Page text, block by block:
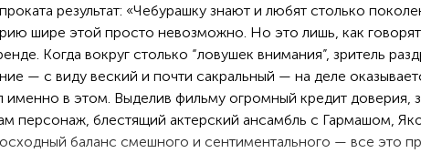
результат: «Чебурашку знают и любят столько
шире этой просто невозможно. Но это лишь, как говорят
Когда вокруг столько “ловушек внимания”, зритель
— с виду веский и почти сакральный — на деле
именно в этом. Выделив фильму огромный кредит доверия,
персонаж, блестящий актерский ансамбль с Гармашом,
баланс смешного и сентиментального — все это